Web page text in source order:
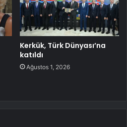
Kerkük, Türk Dünyası’na
katıldı
Ağustos 1, 2026